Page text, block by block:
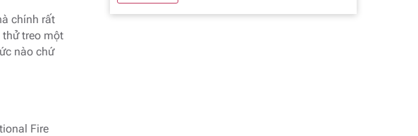
chính rất
thử treo một
nào chứ
Fire